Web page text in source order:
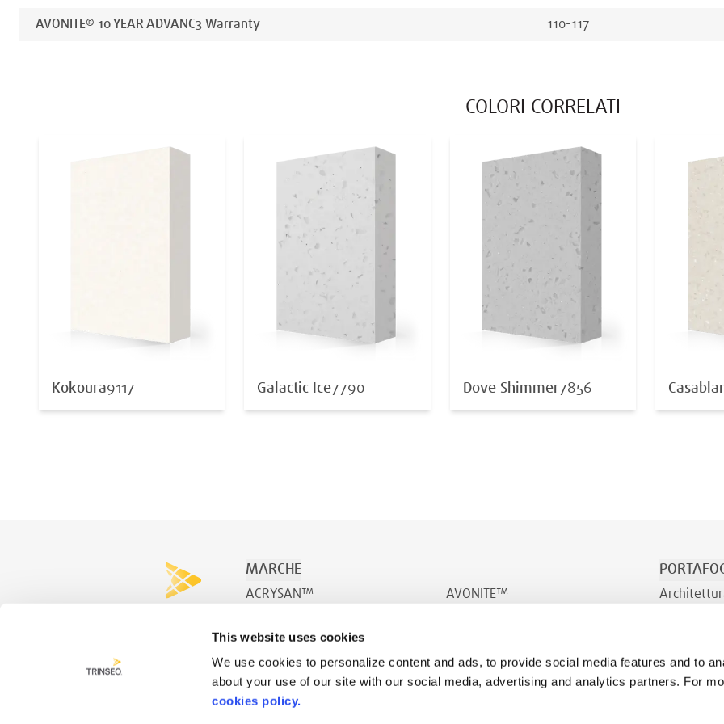
This website uses cookies
We use cookies to personalize content and ads, to provide social media features and to
about your use of our site with our social media, advertising and analytics partners. For
cookies policy.
AVONITE® 10 YEAR ADVANC3 Warranty 110-117
COLORI CORRELATI
Kokoura9117 Galactic Ice7790 Dove Shimmer7856
MARCHE
ACRYSAN™
ACRYSWIM™
AVONITE™